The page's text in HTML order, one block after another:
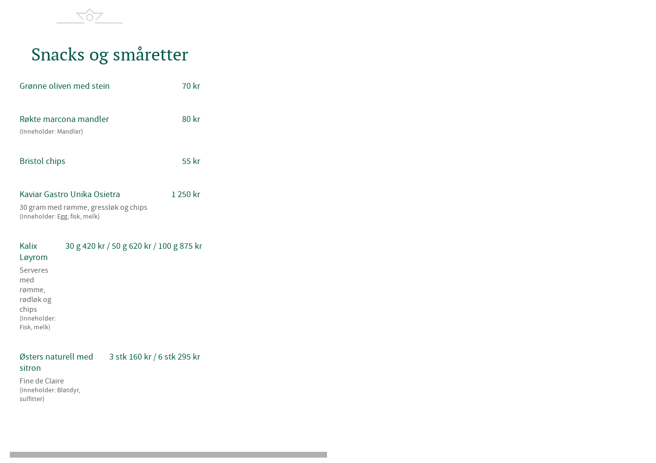
Snacks og småretter
Grønne oliven med stein 70 kr
Røkte marcona mandler
(Inneholder: Mandler)
80 kr
Bristol chips 55 kr
Kaviar Gastro Unika Osietra
30 gram med rømme, gressløk og chips
(Inneholder: Egg, fisk, melk)
1 250 kr
Kalix
Løyrom
Serveres
med
rømme,
rødløk og
chips
(Inneholder:
Fisk, melk)
30 g 420 kr / 50 g 620 kr / 100 g 875 kr
Østers naturell med
sitron
Fine de Claire
(Inneholder: Bløtdyr,
sulfitter)
3 stk 160 kr / 6 stk 295 kr